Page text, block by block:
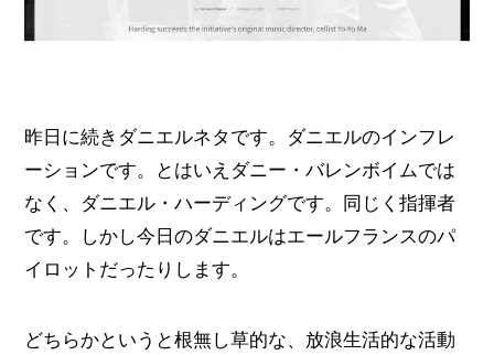
昨日に続きダニエルネタです。ダニエルのインフレ
ーションです。とはいえダニー・バレンボイムでは
なく、ダニエル・ハーディングです。同じく指揮者
です。しかし今日のダニエルはエールフランスのパ
イロットだったりします。
どちらかというと根無し草的な、放浪生活的な活動